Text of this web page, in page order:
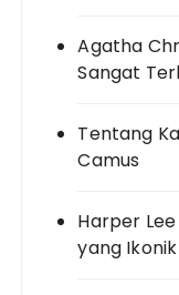
Agatha
Sangat
Tentang
Camus
Harper
yang Ikonik